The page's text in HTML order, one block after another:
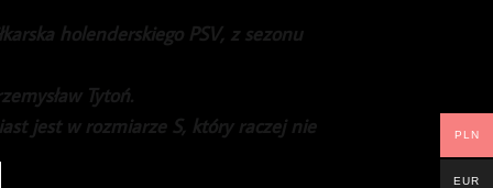
holenderskiego PSV, z sezonu
Tytoń.
jest w rozmiarze S, który raczej nie
PLN
EUR